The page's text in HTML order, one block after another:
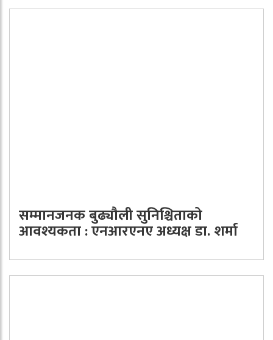
सम्मानजनक बुढ्यौली सुनिश्चिताको
आवश्यकता : एनआरएनए अध्यक्ष डा. शर्मा